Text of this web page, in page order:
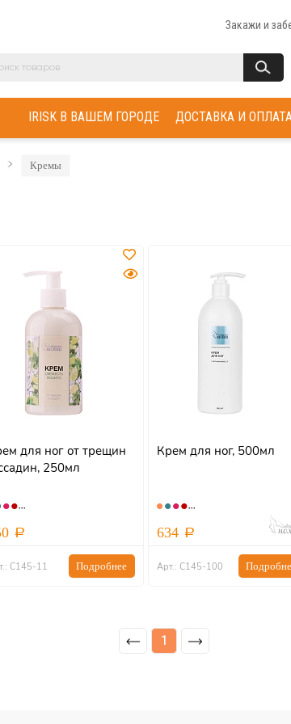
Закажи и
ДОСТАВКА И
IRISK В ВАШЕМ ГОРОДЕ
Кремы
для ног от трещин
250мл
С145-11 Подробнее
Крем для ног, 500мл
634
Арт.: С145-100
1